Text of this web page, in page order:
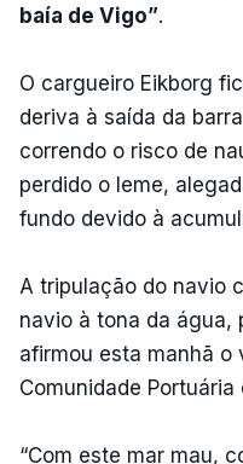
baía de Vigo”.
O cargueiro Eikborg
deriva à saída da
correndo o risco de
perdido o leme,
fundo devido à
A tripulação do navio
navio à tona da água,
afirmou esta manhã o
Comunidade Portuária
“Com este mar mau,